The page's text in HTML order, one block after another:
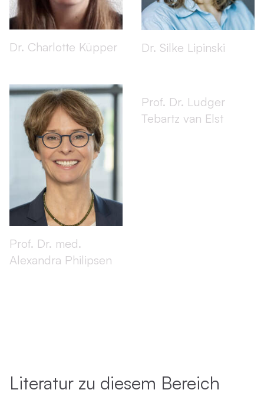
Dr. Charlotte Küpper Dr. Silke Lipinski
Prof. Dr. med.
Alexandra Philipsen
Prof. Dr. Ludger
Tebartz van Elst
Literatur zu diesem Bereich